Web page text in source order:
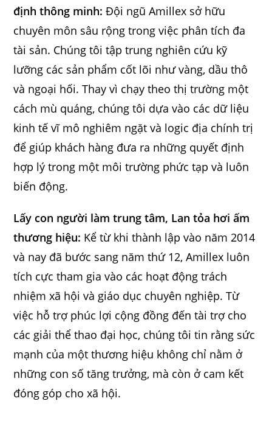
định thông minh: Đội ngũ Amillex sở hữu
chuyên môn sâu rộng trong việc phân tích đa
tài sản. Chúng tôi tập trung nghiên cứu kỹ
lưỡng các sản phẩm cốt lõi như vàng, dầu thô
và ngoại hối. Thay vì chạy theo thị trường một
cách mù quáng, chúng tôi dựa vào các dữ liệu
kinh tế vĩ mô nghiêm ngặt và logic địa chính trị
để giúp khách hàng đưa ra những quyết định
hợp lý trong một môi trường phức tạp và luôn
biến động.
Lấy con người làm trung tâm, Lan tỏa hơi ấm
thương hiệu: Kể từ khi thành lập vào năm 2014
và nay đã bước sang năm thứ 12, Amillex luôn
tích cực tham gia vào các hoạt động trách
nhiệm xã hội và giáo dục chuyên nghiệp. Từ
việc hỗ trợ phúc lợi cộng đồng đến tài trợ cho
các giải thể thao đại học, chúng tôi tin rằng sức
mạnh của một thương hiệu không chỉ nằm ở
những con số tăng trưởng, mà còn ở cam kết
đóng góp cho xã hội.